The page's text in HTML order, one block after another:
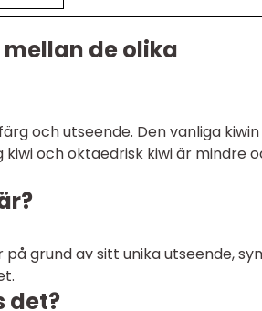
de olika
och utseende. Den vanliga
och oktaedrisk kiwi är mindre
grund av sitt unika utseende,
det?